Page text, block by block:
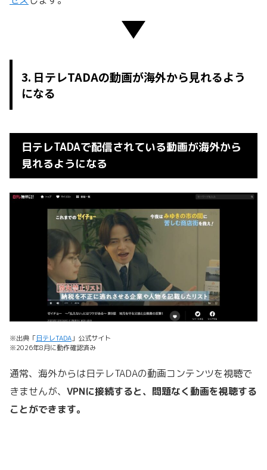
3. 日テレTADAの動画が海外から見れるよう
になる
日テレTADAで配信されている動画が海外から
見れるようになる
※出典「日テレTADA 」公式サイト
※2026年8月に動作確認済み
通常、海外からは日テレTADAの動画コンテンツを視聴で
きませんが、 VPNに接続すると、問題なく動画を視聴する
ことができます。